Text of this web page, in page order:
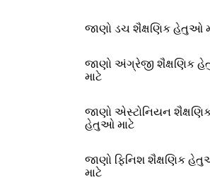
જાણો ડચ શૈક્ષણિક હેતુઓ
જાણો અંગ્રેજી શૈક્ષણિક
માટે
જાણો એસ્ટોનિયન
હેતુઓ માટે
જાણો ફિનિશ શૈક્ષણિક
માટે